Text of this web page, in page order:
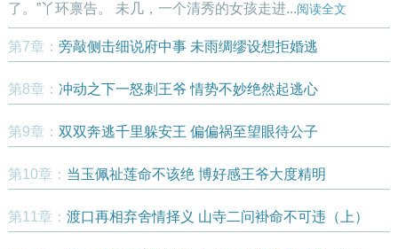
了。”丫环禀告。 未几，一个清秀的女孩走进...阅读全文
第7章： 旁敲侧击细说府中事 未雨绸缪设想拒婚逃
第8章： 冲动之下一怒刺王爷 情势不妙绝然起逃心
第9章： 双双奔逃千里躲安王 偏偏祸至望眼待公子
第10章： 当玉佩祉莲命不该绝 博好感王爷大度精明
第11章： 渡口再相弃舍情择义 山寺二问褂命不可违（上）